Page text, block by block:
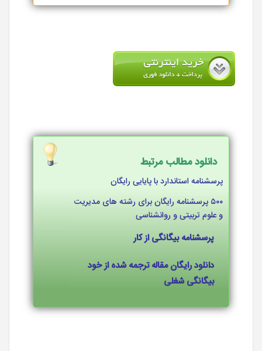
دانلود مطالب مرتبط
پرسشنامه استاندارد با پایایی رایگان
۵۰۰ پرسشنامه رایگان برای رشته های مدیریت
و علوم تربیتی و روانشناسی
پرسشنامه بیگانگی از کار
دانلود رایگان مقاله ترجمه شده از خود
بیگانگی شغلی